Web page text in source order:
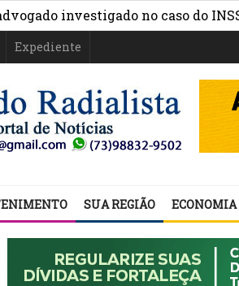
investigado no caso do INSS »
Expediente
SUA REGIÃO ECONOMIA